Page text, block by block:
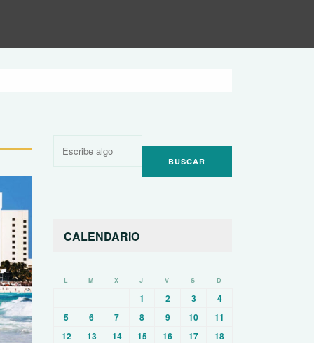
Buscar
CALENDARIO
L M X J V S D
1 2 3
4
5
6 7 8 9 10
11
12
13 14 15 16 17
18